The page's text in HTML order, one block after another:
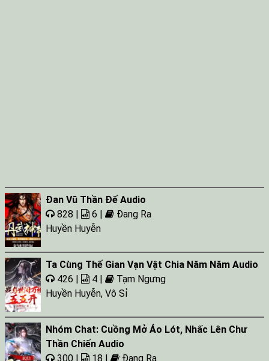
Đan Vũ Thần Đế Audio
828 |
6 |
Đang Ra
Huyền Huyễn
Ta Cùng Thế Gian Vạn Vật Chia Năm Năm Audio
426 |
4 |
Tạm Ngưng
Huyền Huyễn, Vô Sỉ
Nhóm Chat: Cuồng Mở Áo Lót, Nhấc Lên Chư
Thần Chiến Audio
300 |
18 |
Đang Ra